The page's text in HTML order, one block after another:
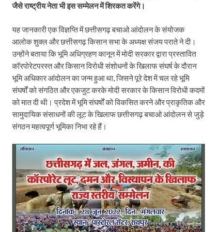
जैसे राष्ट्रीय नेता भी इस सम्मेलन में शिरकत करेंगे।
यह जानकारी एक विज्ञप्ति में छत्तीसगढ़ बचाओ आंदोलन के संयोजक
आलोक शुक्ल और छत्तीसगढ़ किसान सभा के अध्यक्ष संजय पराते ने दी।
उन्होंने बताया कि भूमि अधिग्रहण कानून में मोदी सरकार द्वारा प्रस्तावित
कॉरपोरेटपरस्त और किसान विरोधी संशोधनों के खिलाफ संघर्ष के दौरान
भूमि अधिकार आंदोलन का जन्म हुआ था, जिसने पूरे देश में चल रहे भूमि
संघर्षों को संगठित और एकजुट करके मोदी सरकार के किसान विरोधी कदमों
को मात दी थी। प्रदेश में भूमि संघर्षों को विकसित करने और प्राकृतिक और
सामुदायिक संसाधनों की लूट के खिलाफ छत्तीसगढ़ बचाओ आंदोलन से जुड़े
संगठन महत्वपूर्ण भूमिका निभा रहे हैं।